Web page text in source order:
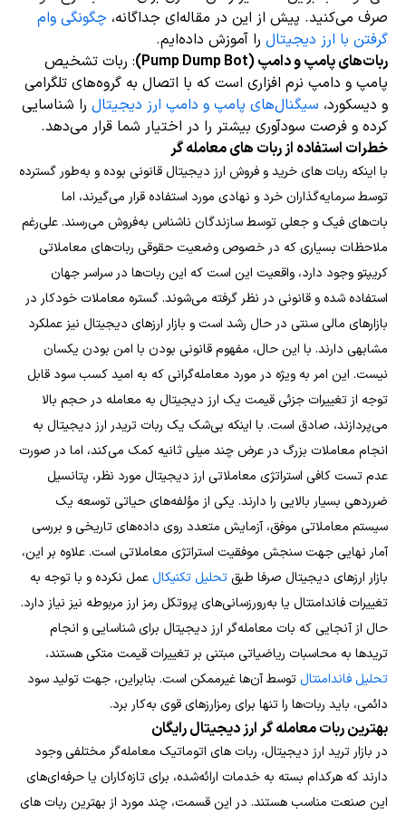
صرف می‌کنید. پیش از این در مقاله‌ای جداگانه، چگونگی وام
گرفتن با ارز دیجیتال را آموزش داده‌ایم.
ربات‌های پامپ و دامپ (Pump Dump Bot)
: ربات تشخیص
پامپ و دامپ نرم افزاری است که با اتصال به گروه‌های تلگرامی
و دیسکورد، سیگنال‌های پامپ و دامپ ارز دیجیتال را شناسایی
کرده و فرصت سودآوری بیشتر را در اختیار شما قرار می‌دهد.
خطرات استفاده از ربات های معامله گر
با اینکه ربات های خرید و فروش ارز دیجیتال قانونی بوده و به‌طور گسترده
توسط سرمایه‌گذاران خرد و نهادی مورد استفاده قرار می‌گیرند، اما
بات‌های فیک و جعلی توسط سازندگان ناشناس به‌فروش می‌رسند.علی‌رغم
ملاحظات بسیاری که در خصوص وضعیت حقوقی ربات‌های معاملاتی
کریپتو وجود دارد، واقعیت این است که این ربات‌ها در سراسر جهان
استفاده شده و قانونی در نظر گرفته می‌شوند. گستره معاملات خودکار در
بازارهای مالی سنتی در حال رشد است و بازار ارزهای دیجیتال نیز عملکرد
مشابهی دارند. با این حال، مفهوم قانونی بودن با امن بودن یکسان
نیست. این امر به ویژه در مورد معامله‌گرانی که به امید کسب سود قابل
توجه از تغییرات جزئی قیمت یک ارز دیجیتال به معامله در حجم بالا
می‌پردازند، صادق است. با اینکه بی‌شک یک ربات تریدر ارز دیجیتال به
انجام معاملات بزرگ در عرض چند میلی ثانیه کمک می‌کند، اما در صورت
عدم تست کافی استراتژی معاملاتی ارز دیجیتال مورد نظر، پتانسیل
ضرردهی بسیار بالایی را دارند. یکی از مؤلفه‌های حیاتی توسعه یک
سیستم معاملاتی موفق، آزمایش متعدد روی داده‌های تاریخی و بررسی
آمار نهایی جهت سنجش موفقیت استراتژی معاملاتی است.علاوه بر این،
بازار ارزهای دیجیتال صرفا طبق تحلیل تکنیکال عمل نکرده و با توجه به
تغییرات فاندامنتال یا به‌رورزسانی‌های پروتکل رمز ارز مربوطه نیز نیاز دارد.
حال از آنجایی که بات معامله‌گر ارز دیجیتال برای شناسایی و انجام
تریدها به محاسبات ریاضیاتی مبتنی بر تغییرات قیمت متکی هستند،
تحلیل فاندامنتال توسط آن‌ها غیرممکن است. بنابراین، جهت تولید سود
دائمی، باید ربات‌ها را تنها برای رمزارزهای قوی به‌کار برد.
بهترین ربات معامله گر ارز دیجیتال رایگان
در بازار ترید ارز دیجیتال، ربات های اتوماتیک معامله‌گر مختلفی وجود
دارند که هرکدام بسته به خدمات ارائه‌شده، برای تازه‌کاران یا حرفه‌ای‌های
این صنعت مناسب هستند. در این قسمت، چند مورد از بهترین ربات های